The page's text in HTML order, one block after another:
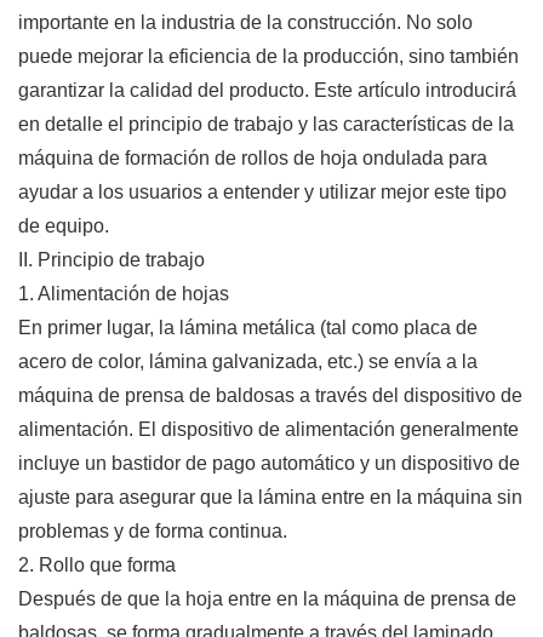
importante en la industria de la construcción. No solo
puede mejorar la eficiencia de la producción, sino también
garantizar la calidad del producto. Este artículo introducirá
en detalle el principio de trabajo y las características de la
máquina de formación de rollos de hoja ondulada para
ayudar a los usuarios a entender y utilizar mejor este tipo
de equipo.
II. Principio de trabajo
1. Alimentación de hojas
En primer lugar, la lámina metálica (tal como placa de
acero de color, lámina galvanizada, etc.) se envía a la
máquina de prensa de baldosas a través del dispositivo de
alimentación. El dispositivo de alimentación generalmente
incluye un bastidor de pago automático y un dispositivo de
ajuste para asegurar que la lámina entre en la máquina sin
problemas y de forma continua.
2. Rollo que forma
Después de que la hoja entre en la máquina de prensa de
baldosas, se forma gradualmente a través del laminado